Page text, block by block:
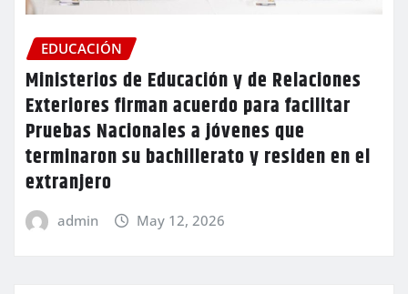
EDUCACIÓN
Ministerios de Educación y de Relaciones
Exteriores firman acuerdo para facilitar
Pruebas Nacionales a jóvenes que
terminaron su bachillerato y residen en el
extranjero
admin May 12, 2026